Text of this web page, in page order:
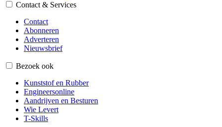
Contact & Services
Contact
Abonneren
Adverteren
Nieuwsbrief
Bezoek ook
Kunststof en Rubber
Engineersonline
Aandrijven en Besturen
Wie Levert
T-Skills